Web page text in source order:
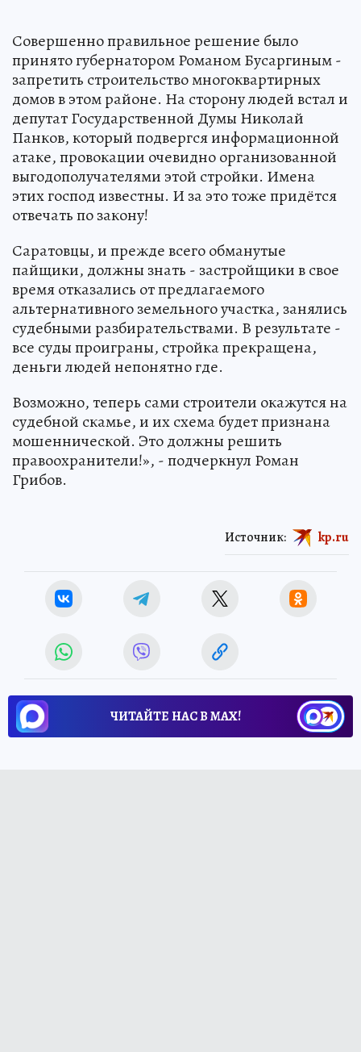
Совершенно правильное решение было
принято губернатором Романом Бусаргиным -
запретить строительство многоквартирных
домов в этом районе. На сторону людей встал и
депутат Государственной Думы Николай
Панков, который подвергся информационной
атаке, провокации очевидно организованной
выгодополучателями этой стройки. Имена
этих господ известны. И за это тоже придётся
отвечать по закону!
Саратовцы, и прежде всего обманутые
пайщики, должны знать - застройщики в свое
время отказались от предлагаемого
альтернативного земельного участка, занялись
судебными разбирательствами. В результате -
все суды проиграны, стройка прекращена,
деньги людей непонятно где.
Возможно, теперь сами строители окажутся на
судебной скамье, и их схема будет признана
мошеннической. Это должны решить
правоохранители!», - подчеркнул Роман
Грибов.
Источник: kp.ru
ЧИТАЙТЕ НАС В МАХ!